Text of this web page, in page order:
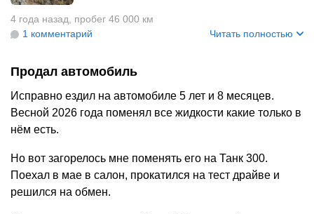
4 года назад
пробег 46 000 км
1 комментарий
Читать полностью
Продал автомобиль
Исправно ездил на автомобиле 5 лет и 8 месяцев.
Весной 2026 года поменял все жидкости какие только в
нём есть.
Но вот загорелось мне поменять его на Танк 300.
Поехал в мае в салон, прокатился на тест драйве и
решился на обмен.